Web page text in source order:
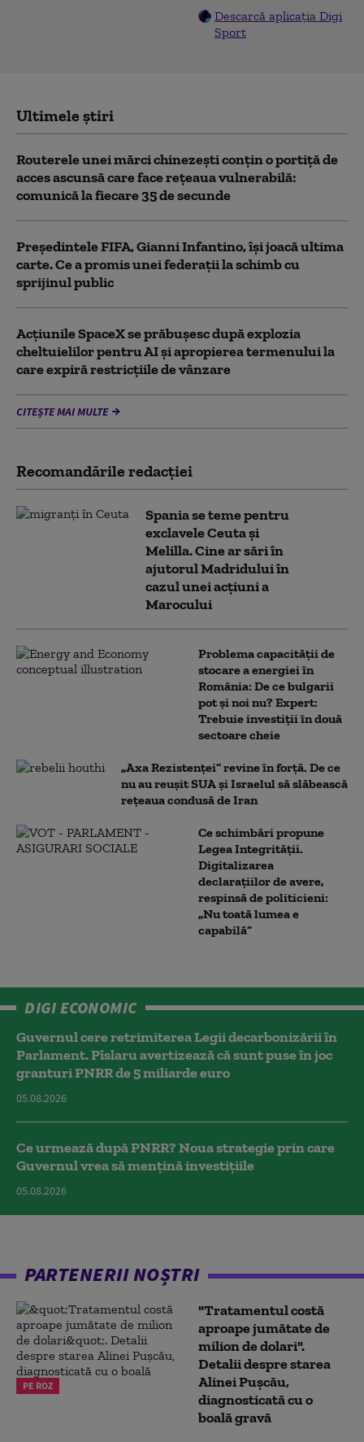
Descarcă aplicația Digi
Sport
Ultimele știri
Routerele unei mărci chinezești conțin o portiță de
acces ascunsă care face rețeaua vulnerabilă:
comunică la fiecare 35 de secunde
Președintele FIFA, Gianni Infantino, îşi joacă ultima
carte. Ce a promis unei federații la schimb cu
sprijinul public
Acţiunile SpaceX se prăbuşesc după explozia
cheltuielilor pentru AI şi apropierea termenului la
care expiră restricţiile de vânzare
CITEȘTE MAI MULTE
Recomandările redacţiei
Spania se teme pentru
exclavele Ceuta și
Melilla. Cine ar sări în
ajutorul Madridului în
cazul unei acțiuni a
Marocului
Problema capacității de
stocare a energiei în
România: De ce bulgarii
pot și noi nu? Expert:
Trebuie investiții în două
sectoare cheie
„Axa Rezistenței” revine în forță. De ce
nu au reușit SUA și Israelul să slăbească
rețeaua condusă de Iran
Ce schimbări propune
Legea Integrității.
Digitalizarea
declarațiilor de avere,
respinsă de politicieni:
„Nu toată lumea e
capabilă”
DIGI ECONOMIC
Guvernul cere retrimiterea Legii decarbonizării în
Parlament. Pîslaru avertizează că sunt puse în joc
granturi PNRR de 5 miliarde euro
05.08.2026
Ce urmează după PNRR? Noua strategie prin care
Guvernul vrea să mențină investițiile
05.08.2026
PARTENERII NOȘTRI
PE ROZ
"Tratamentul costă
aproape jumătate de
milion de dolari".
Detalii despre starea
Alinei Pușcău,
diagnosticată cu o
boală gravă